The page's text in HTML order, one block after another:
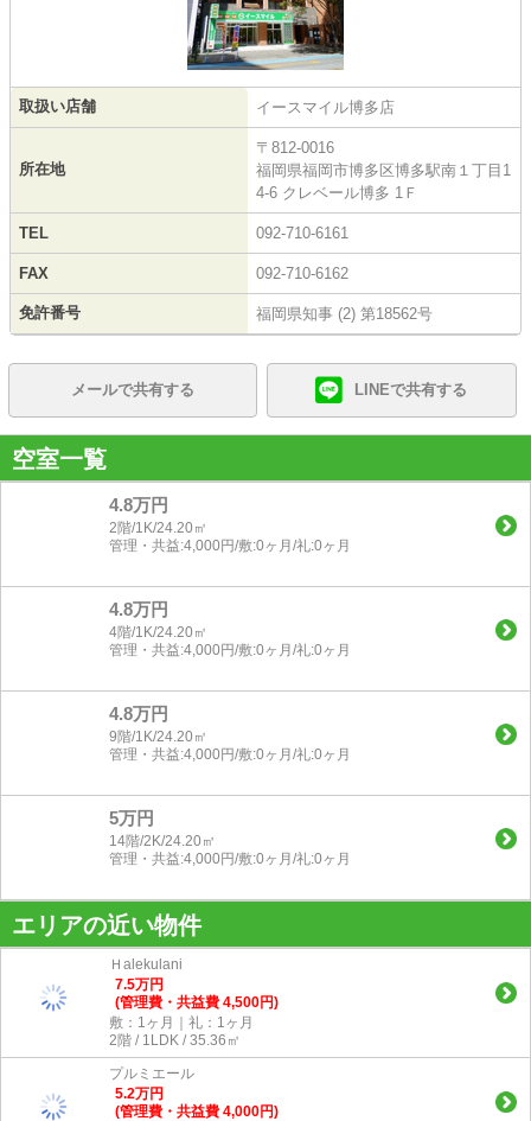
取扱い店舗 イースマイル博多店
所在地
〒812-0016
福岡県福岡市博多区博多駅南１丁目1
4-6 クレベール博多 1Ｆ
TEL 092-710-6161
FAX 092-710-6162
免許番号 福岡県知事 (2) 第18562号
メールで共有する LINEで共有する
空室一覧
4.8万円
2階/1K/24.20㎡
管理・共益:4,000円/敷:0ヶ月/礼:0ヶ月
4.8万円
4階/1K/24.20㎡
管理・共益:4,000円/敷:0ヶ月/礼:0ヶ月
4.8万円
9階/1K/24.20㎡
管理・共益:4,000円/敷:0ヶ月/礼:0ヶ月
5万円
14階/2K/24.20㎡
管理・共益:4,000円/敷:0ヶ月/礼:0ヶ月
エリアの近い物件
Ｈalekulani
7.5万円
(管理費・共益費 4,500円)
敷：1ヶ月｜礼：1ヶ月
2階 / 1LDK / 35.36㎡
プルミエール
5.2万円
(管理費・共益費 4,000円)